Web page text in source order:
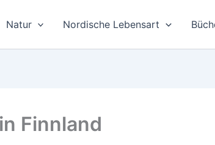
Natur Nordische Lebensart
Finnland